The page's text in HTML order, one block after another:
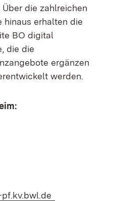
die zahlreichen
hinaus erhalten die
BO digital
die die
ergänzen
werden.